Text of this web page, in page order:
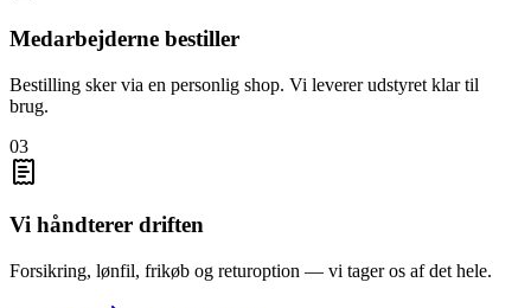
Medarbejderne bestiller
Bestilling sker via en personlig shop. Vi leverer udstyret klar til
brug.
03
Vi håndterer driften
Forsikring, lønfil, frikøb og returoption — vi tager os af det hele.